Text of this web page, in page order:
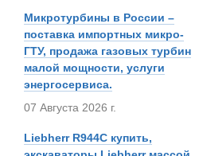
Микротурбины в России –
поставка импортных микро-
ГТУ, продажа газовых турбин
малой мощности, услуги
энергосервиса.
07 Августа 2026 г.
Liebherr R944C купить,